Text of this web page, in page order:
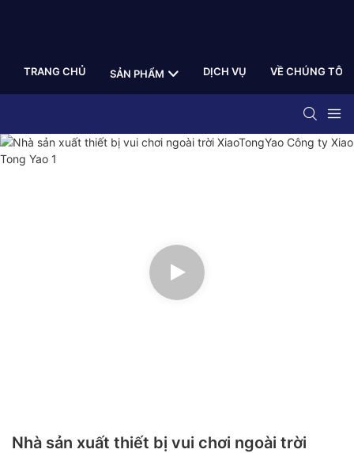
TRANG CHỦ SẢN PHẨM DỊCH VỤ VỀ CHÚNG TÔI
Nhà sản xuất thiết bị vui chơi ngoài trời